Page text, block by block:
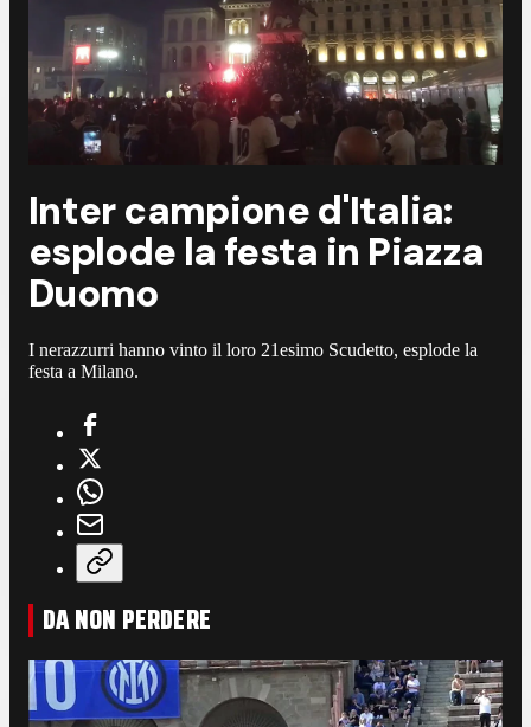
Inter campione d'Italia:
esplode la festa in Piazza
Duomo
I nerazzurri hanno vinto il loro 21esimo Scudetto, esplode la
festa a Milano.
DA NON PERDERE